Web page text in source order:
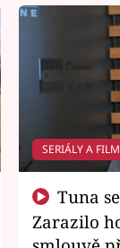
SERIÁLY A
Zarazilo